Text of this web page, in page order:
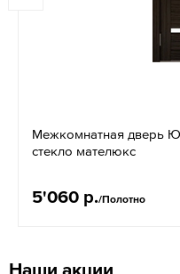
Межкомнатная дверь
стекло мателюкс
5'060 р./Полотно
Наши акции